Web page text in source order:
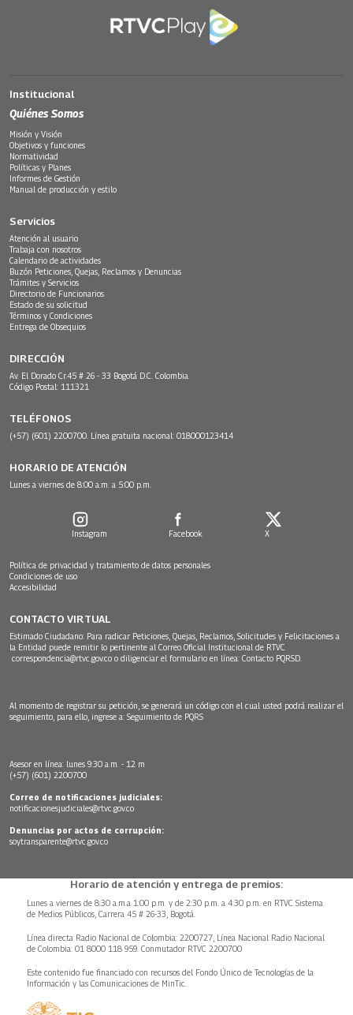
Institucional
Quiénes Somos
Misión y Visión
Objetivos y funciones
Normatividad
Políticas y Planes
Informes de Gestión
Manual de producción y estilo
Servicios
Atención al usuario
Trabaja con nosotros
Calendario de actividades
Buzón Peticiones, Quejas, Reclamos y Denuncias
Trámites y Servicios
Directorio de Funcionarios
Estado de su solicitud
Términos y Condiciones
Entrega de Obsequios
DIRECCIÓN
Av. El Dorado Cr.45 # 26 - 33 Bogotá D.C. Colombia.
Código Postal: 111321
TELÉFONOS
(+57) (601) 2200700. Línea gratuita nacional: 018000123414
HORARIO DE ATENCIÓN
Lunes a viernes de 8:00 a.m. a 5:00 p.m.
Instagram Facebook X
Política de privacidad y tratamiento de datos personales
Condiciones de uso
Accesibilidad
CONTACTO VIRTUAL
Estimado Ciudadano: Para radicar Peticiones, Quejas, Reclamos, Solicitudes y Felicitaciones a
la Entidad puede remitir lo pertinente al Correo Oficial Institucional de RTVC
correspondencia@rtvc.gov.co o diligenciar el formulario en línea: Contacto PQRSD.
Al momento de registrar su petición, se generará un código con el cual usted podrá realizar el
seguimiento, para ello, ingrese a: Seguimiento de PQRS
Asesor en línea: lunes 9:30 a.m. - 12 m
(+57) (601) 2200700
Correo de notificaciones judiciales:
notificacionesjudiciales@rtvc.gov.co
Denuncias por actos de corrupción:
soytransparente@rtvc.gov.co
Horario de atención y entrega de premios:
Lunes a viernes de 8:30 a.m.a 1:00 p.m. y de 2:30 p.m. a 4:30 p.m. en RTVC Sistema
de Medios Públicos, Carrera 45 # 26-33, Bogotá.
Línea directa Radio Nacional de Colombia: 2200727, Línea Nacional Radio Nacional
de Colombia: 01 8000 118 959. Conmutador RTVC 2200700
Este contenido fue financiado con recursos del Fondo Único de Tecnologías de la
Información y las Comunicaciones de MinTic.